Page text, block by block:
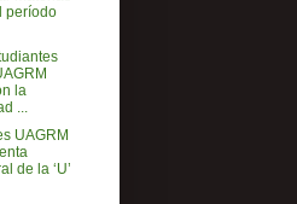
período
la
...
UAGRM
de la ‘U’